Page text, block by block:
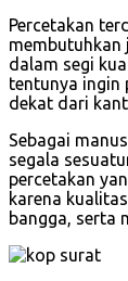
Percetakan
membutuhkan
dalam segi
tentunya ingin
dekat dari
Sebagai
segala
percetakan
karena
bangga, serta